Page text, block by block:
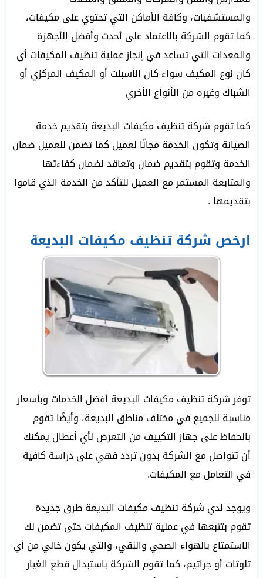
والمستشفيات، وكافة الأماكن التي تحتوي على مكيفات،
كما تقوم الشركة بالاعتماد على أحدث وأفضل الأجهزة
والمعدات التي تساعد في إنجاز عملية تنظيف المكيفات أي
كان نوع المكيف سواء كان الاسبلت أو المكيف المركزي أو
الشباك وغيره من الأنواع الأخري
كما تقوم شركة تنظيف مكيفات البديعة بتقديم خدمة
الصيانة وتكون الخدمة مجانًا لعميل كما تضمن للعميل ضمان
الخدمة وتقوم بتقديم ضمان وتعاقد لضمان كفاءتها
والمتابعة المستمر مع العميل للتأكد من الخدمة الذي قاموا
بتقديمها .
ارخص شركة تنظيف مكيفات البديعة
توفر شركة تنظيف مكيفات البديعة أفضل الخدمات وبأسعار
مناسبة للجميع في مختلف مناطق البديعة، وأيضًا تقوم
بالحفاظ على جهاز التكييف من التعرض لأي أعطال يمكنك
أن تتواصل مع الشركة بدون تردد فهي على دراسة كافية
في التعامل مع المكيفات.
ويوجد لدي شركة تنظيف مكيفات البديعة طرق جديدة
تقوم بتتبعها في عملية تنظيف المكيفات حتى تضمن لك
الاستمتاع بالهواء الصحي والنقي، والتي يكون خالي من أي
تلوثات أو جراثيم، كما تقوم الشركة باستبدال قطع الغيار